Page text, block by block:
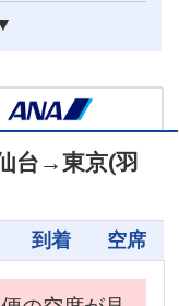
台 →東京(羽
到着 空席